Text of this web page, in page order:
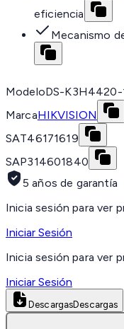
eficiencia
Mecanismo
ModeloDS-
MarcaHIKVISION
SAT46171619
SAP314601840
5 años de garantía
Inicia sesión para ver
Iniciar Sesión
Inicia sesión para ver
Iniciar Sesión
DescargasDescargas